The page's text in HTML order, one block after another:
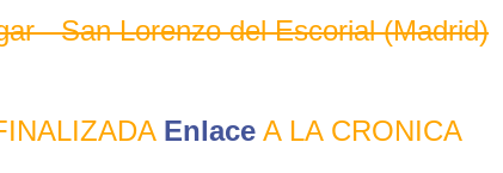
- San Lorenzo del Escorial (Madrid)
EnlaceA LA CRONICA